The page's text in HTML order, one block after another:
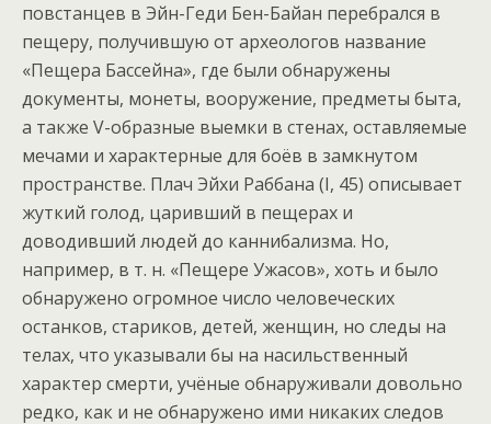
повстанцев в Эйн-Геди Бен-Байан перебрался в
пещеру, получившую от археологов название
«Пещера Бассейна», где были обнаружены
документы, монеты, вооружение, предметы быта,
а также V-образные выемки в стенах, оставляемые
мечами и характерные для боёв в замкнутом
пространстве. Плач Эйхи Раббана (I, 45) описывает
жуткий голод, царивший в пещерах и
доводивший людей до каннибализма. Но,
например, в т. н. «Пещере Ужасов», хоть и было
обнаружено огромное число человеческих
останков, стариков, детей, женщин, но следы на
телах, что указывали бы на насильственный
характер смерти, учёные обнаруживали довольно
редко, как и не обнаружено ими никаких следов